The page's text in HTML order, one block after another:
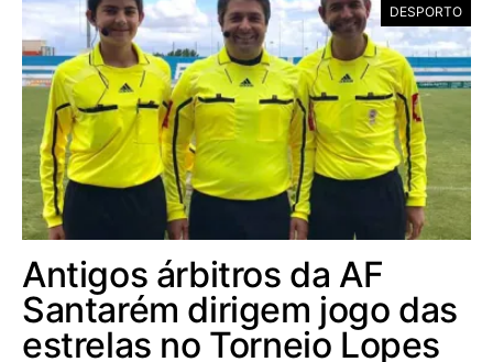
DESPORTO
Antigos árbitros da AF
Santarém dirigem jogo das
estrelas no Torneio Lopes